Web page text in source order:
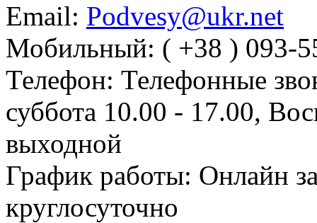
Email: Podvesy@ukr.net
Мобильный: ( +38 ) 093-
Телефон: Телефонные
суббота 10.00 - 17.00,
выходной
График работы: Онлайн
круглосуточно